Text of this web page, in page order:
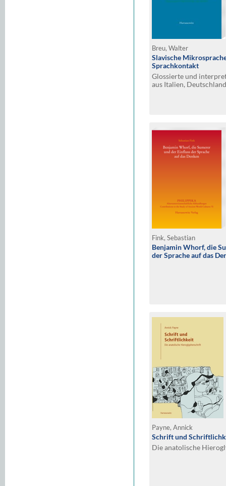
Breu, Walter
Slavische
Sprachkontakt
Glossierte und
aus Italien,
Fink, Sebastian
Benjamin Whorf, die
der Sprache auf das
Payne, Annick
Schrift und
Die anatolische